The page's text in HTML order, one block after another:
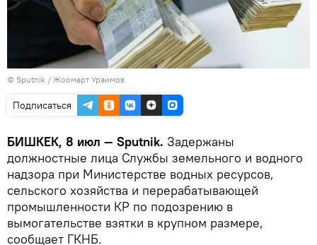
© Sputnik / Жоомарт Ураимов
Подписаться
БИШКЕК, 8 июл — Sputnik. Задержаны
должностные лица Службы земельного и водного
надзора при Министерстве водных ресурсов,
сельского хозяйства и перерабатывающей
промышленности КР по подозрению в
вымогательстве взятки в крупном размере,
сообщает ГКНБ.